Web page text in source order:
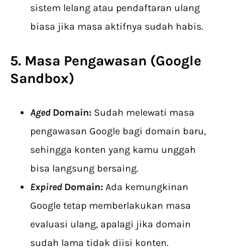
sistem lelang atau pendaftaran ulang
biasa jika masa aktifnya sudah habis.
5. Masa Pengawasan (Google
Sandbox)
Aged Domain: Sudah melewati masa
pengawasan Google bagi domain baru,
sehingga konten yang kamu unggah
bisa langsung bersaing.
Expired Domain: Ada kemungkinan
Google tetap memberlakukan masa
evaluasi ulang, apalagi jika domain
sudah lama tidak diisi konten.